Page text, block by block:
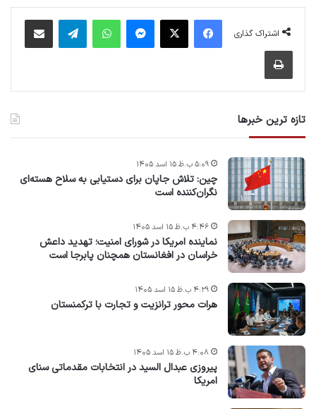
اشتراک گذاری
فیس بوک پیام رسان واتس آپ
تازه ترین خبرها
چین: تلاش جاپان برای دستیابی به سلاح هسته‌ای
نگران‌کننده است
۵:۰۹ ب.ظ ۱۵ اسد ۱۴۰۵
نماینده امریکا در شورای امنیت؛ تهدید داعش
خراسان در افغانستان همچنان پابرجا است
۴:۴۶ ب.ظ ۱۵ اسد ۱۴۰۵
هرات محور ترانزیت و تجارت با ترکمنستان
۴:۲۹ ب.ظ ۱۵ اسد ۱۴۰۵
پیروزی عبدال السید در انتخابات مقدماتی سنای
امریکا
۴:۰۸ ب.ظ ۱۵ اسد ۱۴۰۵